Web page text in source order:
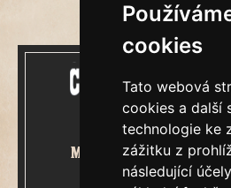
cookies
Tato webová
cookies a další
technologie ke
zážitku z
následující
Mecenášem